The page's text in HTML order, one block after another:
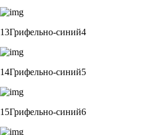
13Грифельно-синий4
14Грифельно-синий5
15Грифельно-синий6